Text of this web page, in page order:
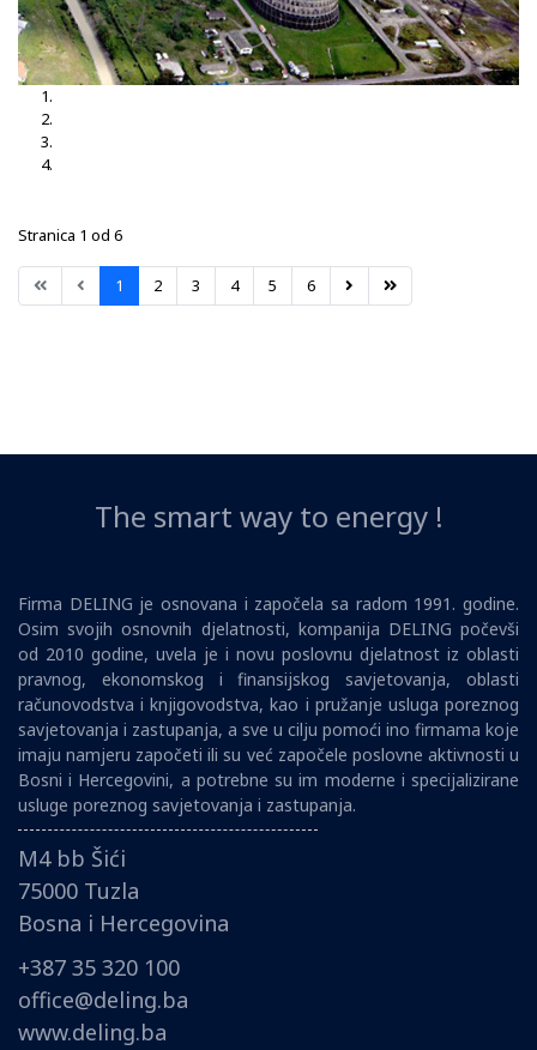
Stranica 1 od 6
1 2 3 4 5 6
The smart way to energy !
Firma DELING je osnovana i započela sa radom 1991. godine.
Osim svojih osnovnih djelatnosti, kompanija DELING počevši
od 2010 godine, uvela je i novu poslovnu djelatnost iz oblasti
pravnog, ekonomskog i finansijskog savjetovanja, oblasti
računovodstva i knjigovodstva, kao i pružanje usluga poreznog
savjetovanja i zastupanja, a sve u cilju pomoći ino firmama koje
imaju namjeru započeti ili su već započele poslovne aktivnosti u
Bosni i Hercegovini, a potrebne su im moderne i specijalizirane
usluge poreznog savjetovanja i zastupanja.
M4 bb Šići
75000 Tuzla
Bosna i Hercegovina
+387 35 320 100
office@deling.ba
www.deling.ba